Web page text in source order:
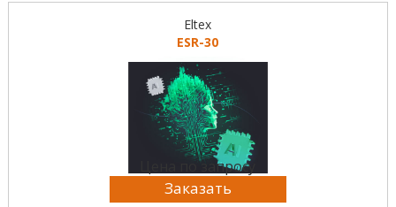
Eltex
ESR-30
Цена по запросу
Заказать